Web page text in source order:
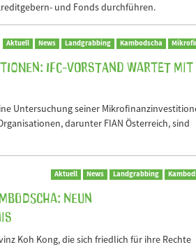
und Fonds durchführen.
Aktuell News Landgrabbing Kambodscha
IFC-Vorstand wartet mit
Untersuchung seiner
darunter FIAN Österreich, sind
Aktuell News Landgrabbing
Neun
Koh Kong, die sich friedlich für ihre Rechte